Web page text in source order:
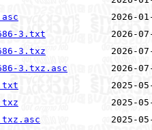
3.txt
3.txz
3.txz.asc